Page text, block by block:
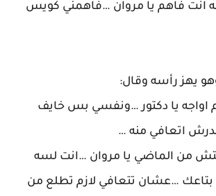
انت فاهم يا مروان …فاهمني كويس
يهز رأسه وقال:
اواجه يا دكتور …ونفسي بس خايف
اتعافي منه …
من الماضي يا مروان …انت لسه
…عشان تتعافي لازم تطلع من